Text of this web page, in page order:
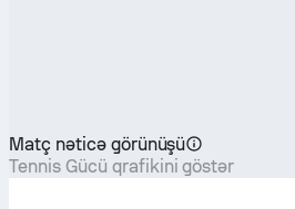
Matç nəticə görünüşü
Tennis Gücü qrafikini göstər